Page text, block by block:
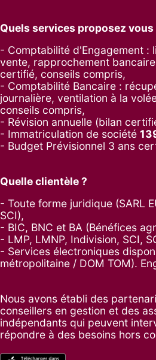
Quels services proposez vous
- Comptabilité d'Engagement :
vente, rapprochement
certifié, conseils compris,
- Comptabilité Bancaire :
journalière, ventilation à la
conseils compris,
- Révision annuelle (bilan
- Immatriculation de société
- Budget Prévisionnel 3 ans
Quelle clientèle ?
- Toute forme juridique (SARL
SCI),
- BIC, BNC et BA (Bénéfices
- LMP, LMNP, Indivision, SCI,
- Services électroniques
métropolitaine / DOM TOM).
Nous avons établi des
conseillers en gestion et des
indépendants qui peuvent
répondre à des besoins hors